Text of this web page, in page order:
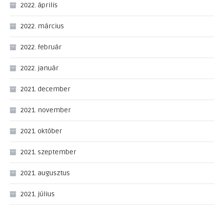
2022. április
2022. március
2022. február
2022. január
2021. december
2021. november
2021. október
2021. szeptember
2021. augusztus
2021. július